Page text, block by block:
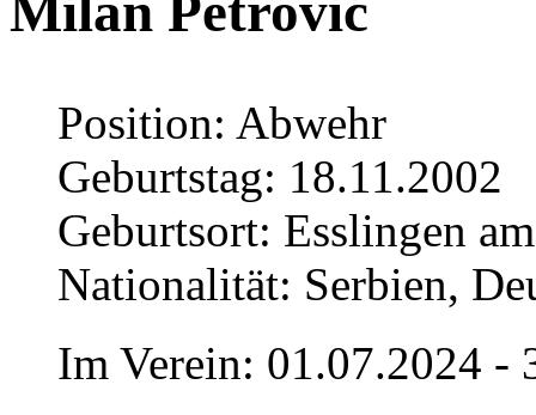
Position: Abwehr
Geburtstag: 18.11.2002
Geburtsort: Esslingen
Nationalität: Serbien,
Im Verein: 01.07.2024 -